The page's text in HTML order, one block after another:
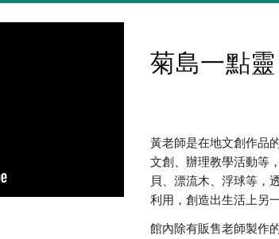
菊島一點
黃老師是在地文創作品
文創、辦理教學活動等
貝、漂流木、浮球等，
利用，創造出生活上另
館內除有販售老師製作